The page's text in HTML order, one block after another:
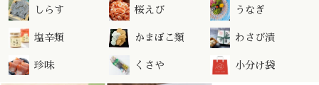
しらす 桜えび うなぎ
塩辛類 かまぼこ類 わさび漬
珍味 くさや 小分け袋